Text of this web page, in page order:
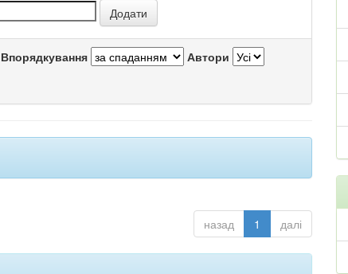
Впорядкування Автори
назад 1 далі